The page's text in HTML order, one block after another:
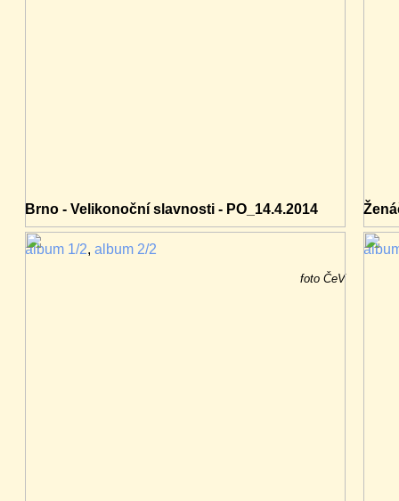
album 1/2, album 2/2
foto ČeV
Brno - Velikonoční slavnosti - PO_14.4.2014